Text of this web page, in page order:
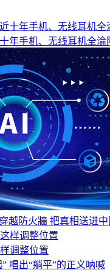
年手机、无线耳机全淪
越防火牆 把真相送进中
调整位置